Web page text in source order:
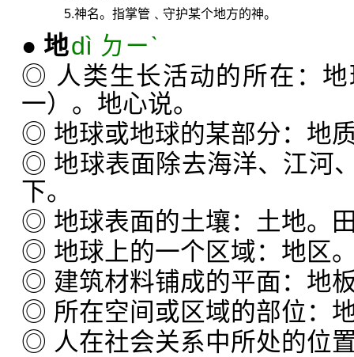
5.神名。指掌管﹑守护某个地方的神。
● 地dì ㄉㄧˋ
◎ 人类生长活动的所在：
一）。地心说。
◎ 地球或地球的某部分：地
◎ 地球表面除去海洋、江河
下。
◎ 地球表面的土壤：土地。
◎ 地球上的一个区域：地区
◎ 建筑材料铺成的平面：地
◎ 所在空间或区域的部位：
◎ 人在社会关系中所处的位